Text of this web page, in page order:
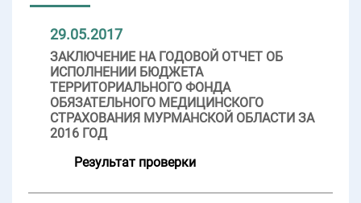
29.05.2017
ЗАКЛЮЧЕНИЕ НА ГОДОВОЙ ОТЧЕТ ОБ
ИСПОЛНЕНИИ БЮДЖЕТА
ТЕРРИТОРИАЛЬНОГО ФОНДА
ОБЯЗАТЕЛЬНОГО МЕДИЦИНСКОГО
СТРАХОВАНИЯ МУРМАНСКОЙ ОБЛАСТИ ЗА
2016 ГОД
Результат проверки